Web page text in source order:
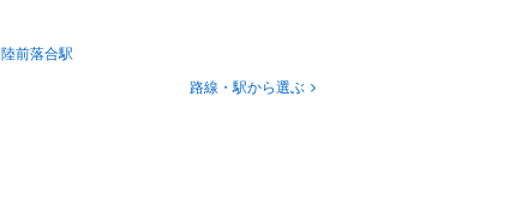
陸前落合駅
路線・駅から選ぶ